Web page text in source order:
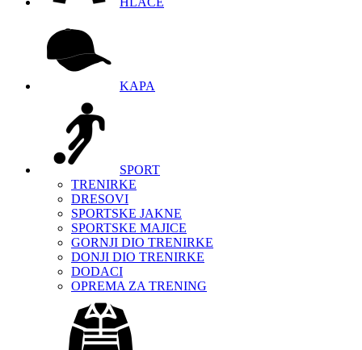
KAPA
SPORT
TRENIRKE
DRESOVI
SPORTSKE JAKNE
SPORTSKE MAJICE
GORNJI DIO TRENIRKE
DONJI DIO TRENIRKE
DODACI
OPREMA ZA TRENING